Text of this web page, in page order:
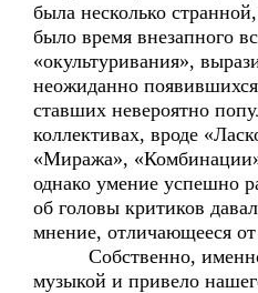
была несколько
было время внезапного
«окультуривания»,
неожиданно
ставших невероятно
коллективах, вроде
«Миража»,
однако умение успешно
об головы критиков
мнение, отличающееся
Собственно, именно
музыкой и привело